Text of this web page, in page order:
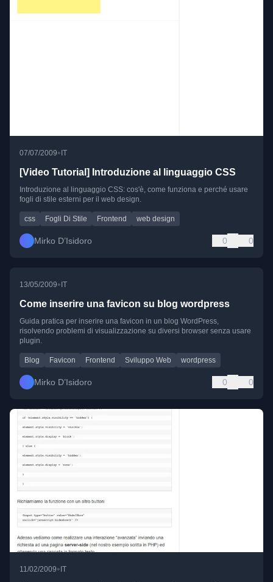
07/07/2009• IT
[Video Tutorial] Introduzione al linguaggio CSS
Introduzione al linguaggio CSS: cos'è, come funziona e perché usare
fogli di stile esterni per il web design.
css Fogli Di Stile Frontend web design
Mirko D’Isidoro 0 0
13/05/2009• IT
Come inserire una favicon su blog wordpress
Guida pratica per inserire una favicon in un blog WordPress,
risolvendo problemi di visualizzazione su diversi browser senza usare
plugin.
Blog Favicon Frontend Sviluppo Web wordpress
Mirko D’Isidoro 0 0
11/02/2009•IT